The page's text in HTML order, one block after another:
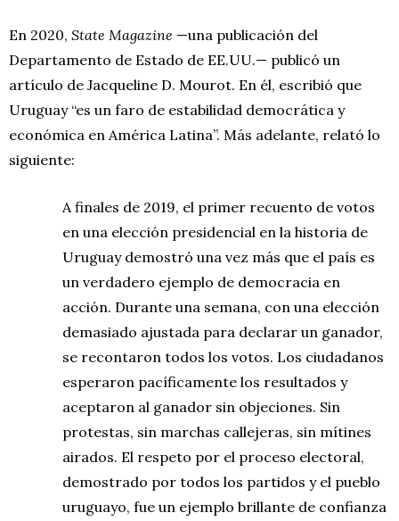
En 2020, State Magazine —una publicación del
Departamento de Estado de EE.UU.— publicó un
artículo de Jacqueline D. Mourot. En él, escribió que
Uruguay “es un faro de estabilidad democrática y
económica en América Latina”. Más adelante, relató lo
siguiente:
A finales de 2019, el primer recuento de votos
en una elección presidencial en la historia de
Uruguay demostró una vez más que el país es
un verdadero ejemplo de democracia en
acción. Durante una semana, con una elección
demasiado ajustada para declarar un ganador,
se recontaron todos los votos. Los ciudadanos
esperaron pacíficamente los resultados y
aceptaron al ganador sin objeciones. Sin
protestas, sin marchas callejeras, sin mítines
airados. El respeto por el proceso electoral,
demostrado por todos los partidos y el pueblo
uruguayo, fue un ejemplo brillante de confianza